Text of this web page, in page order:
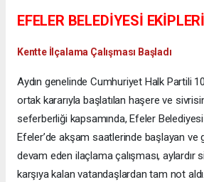
EFELER BELEDİYESİ
Kentte İlçalama Çalışması Başladı
Aydın genelinde Cumhuriyet Halk Partili
ortak kararıyla başlatılan haşere ve
seferberliği kapsamında, Efeler
Efeler’de akşam saatlerinde başlayan
devam eden ilaçlama çalışması, aylardır
karşıya kalan vatandaşlardan tam not aldı.